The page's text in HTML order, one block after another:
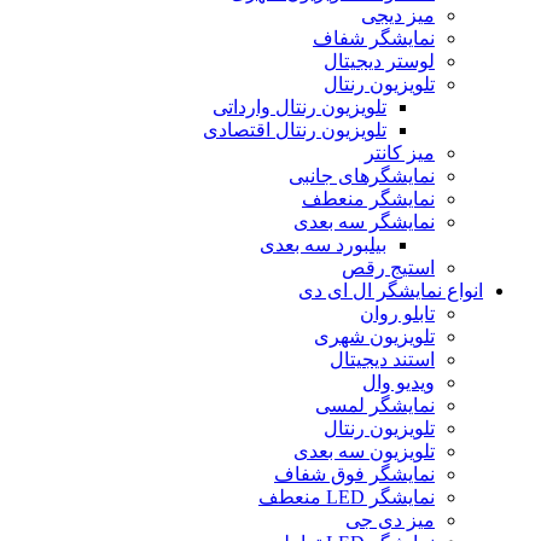
میز دیجی
نمایشگر شفاف
لوستر دیجیتال
تلویزیون رنتال
تلویزیون رنتال وارداتی
تلویزیون رنتال اقتصادی
میز کانتر
نمایشگرهای جانبی
نمایشگر منعطف
نمایشگر سه بعدی
بیلبورد سه بعدی
استیج رقص
نمایشگر ال ای دی
تابلو روان
تلویزیون شهری
استند دیجیتال
ویدیو وال
نمایشگر لمسی
تلویزیون رنتال
تلویزیون سه بعدی
نمایشگر فوق شفاف
نمایشگر LED منعطف
میز دی جی